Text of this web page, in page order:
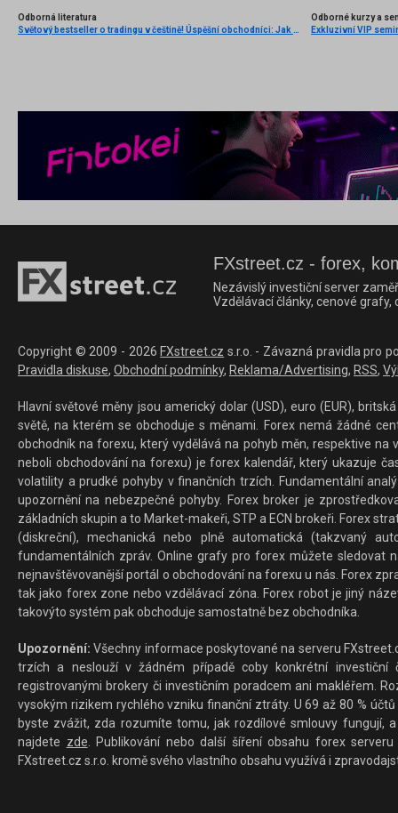
Odborná literatura
Světový bestseller o tradingu v češtině! Úspěšní obchodníci: Jak běžní lidé porážejí Wall Street v jeho vlastní hře
Odborné kurzy a
Exkluzivní VIP
FXstreet.cz - forex,
Nezávislý investiční server
Vzdělávací články, cenové
Copyright © 2009 - 2026 FXstreet.cz s.r.o. - Závazná pravidla pro
Pravidla diskuse, Obchodní podmínky, Reklama/Advertising, RSS,
Hlavní světové měny jsou americký dolar (USD), euro (EUR),
světě, na kterém se obchoduje s měnami. Forex nemá žádné
obchodník na forexu, který vydělává na pohyb měn, respektive
neboli obchodování na forexu) je forex kalendář, který ukazuje
volatility a prudké pohyby v finančních trzích. Fundamentální
upozornění na nebezpečné pohyby. Forex broker je
základních skupin a to Market-makeři, STP a ECN brokeři. Forex
(diskreční), mechanická nebo plně automatická (takzvaný
fundamentálních zpráv. Online grafy pro forex můžete sledovat
nejnavštěvovanější portál o obchodování na forexu u nás. Forex
tak jako forex zone nebo vzdělávací zóna. Forex robot je jiný
takovýto systém pak obchoduje samostatně bez obchodníka.
Upozornění: Všechny informace poskytované na serveru
trzích a neslouží v žádném případě coby konkrétní investiční
registrovanými brokery či investičním poradcem ani makléřem.
vysokým rizikem rychlého vzniku finanční ztráty. U 69 až 80 %
byste zvážit, zda rozumíte tomu, jak rozdílové smlouvy fungují,
najdete zde. Publikování nebo další šíření obsahu forex
FXstreet.cz s.r.o. kromě svého vlastního obsahu využívá i